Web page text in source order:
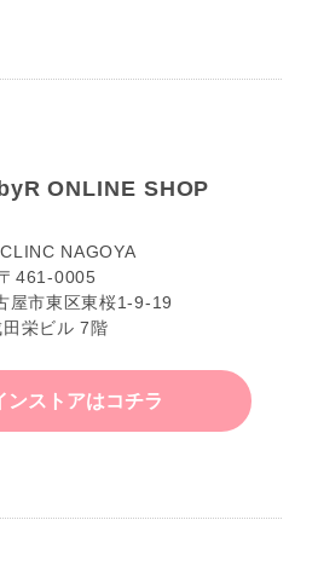
ONLINE SHOP
NAGOYA
〒461-0005
屋市東区東桜1-9-19
田栄ビル 7階
ンストアはコチラ